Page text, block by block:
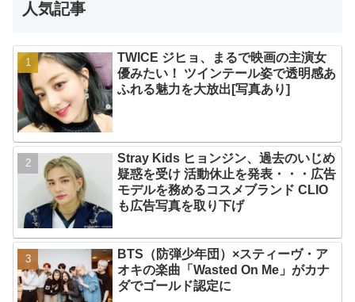
人気記事
TWICE ジヒョ、まるで映画の主演女
優みたい！ ツインテール姿で透明感あ
ふれる魅力を大放出[写真あり]
Stray Kids ヒョンジン、過去のいじめ
疑惑を受け 活動休止を発表・・・広告
モデルを務めるコスメブランド CLIO
も広告写真を取り下げ
BTS（防弾少年団）×スティーヴ・ア
オキの楽曲「Wasted On Me」がカナ
ダでゴールド認定に